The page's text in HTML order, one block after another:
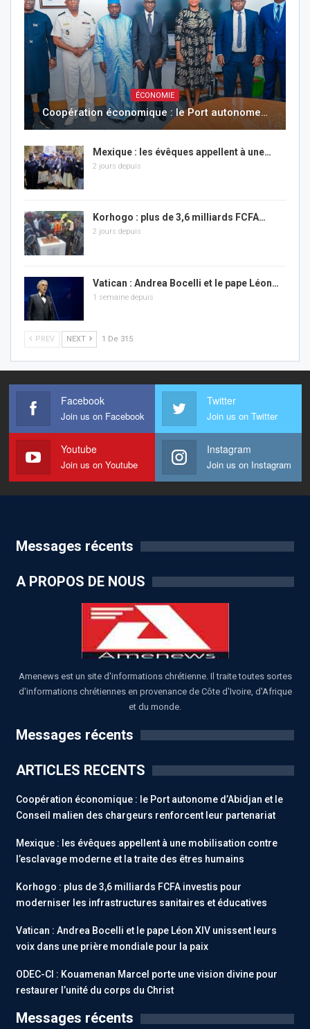
ÉCONOMIE
Coopération économique : le Port autonome…
Mexique : les évêques appellent à une…
2 jours depuis
Korhogo : plus de 3,6 milliards FCFA…
2 jours depuis
Vatican : Andrea Bocelli et le pape Léon…
1 semaine depuis
PREV NEXT 1 De 315
Facebook
Join us on Facebook
Twitter
Join us on Twitter
Youtube
Join us on Youtube
Instagram
Join us on Instagram
Messages récents
A PROPOS DE NOUS
Amenews est un site d'informations chrétienne. Il traite toutes sortes
d'informations chrétiennes en provenance de Côte d'Ivoire, d'Afrique
et du monde.
Messages récents
ARTICLES RECENTS
Coopération économique : le Port autonome d’Abidjan et le
Conseil malien des chargeurs renforcent leur partenariat
Mexique : les évêques appellent à une mobilisation contre
l’esclavage moderne et la traite des êtres humains
Korhogo : plus de 3,6 milliards FCFA investis pour
moderniser les infrastructures sanitaires et éducatives
Vatican : Andrea Bocelli et le pape Léon XIV unissent leurs
voix dans une prière mondiale pour la paix
ODEC-CI : Kouamenan Marcel porte une vision divine pour
restaurer l’unité du corps du Christ
Messages récents